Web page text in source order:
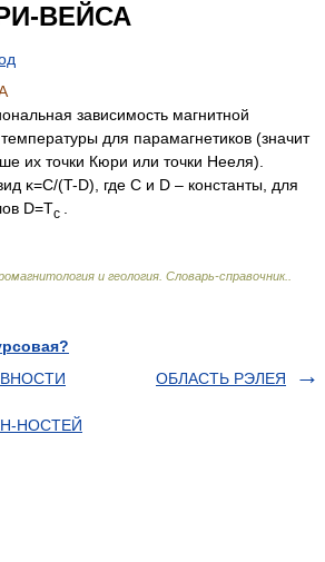
ВЕЙСА
зависимость магнитной
для парамагнетиков (значит
их точки Кюри или точки Нееля).
κ=С/(T-D), где С и D – константы, для
D=Tc
и геология. Словарь-справочник.
НОСТЕЙ
ОБЛАСТЬ РЭЛЕЯ